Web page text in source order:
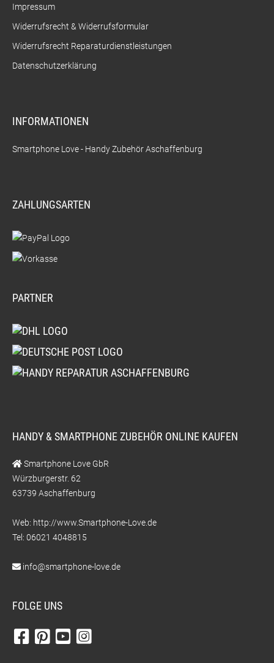
Impressum
Widerrufsrecht & Widerrufsformular
Widerrufsrecht Reparaturdienstleistungen
Datenschutzerklärung
INFORMATIONEN
Smartphone Love - Handy Zubehör Aschaffenburg
ZAHLUNGSARTEN
PARTNER
HANDY & SMARTPHONE ZUBEHÖR ONLINE KAUFEN
Smartphone Love GbR
Würzburgerstr. 62
63739 Aschaffenburg
Web: http://www.Smartphone-Love.de
Tel: 06021 4048815
info@smartphone-love.de
FOLGE UNS